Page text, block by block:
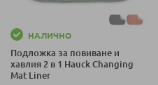
НАЛИЧНО
Подложка за повиване и
хавлия 2 в 1 Hauck Changing
Mat Liner